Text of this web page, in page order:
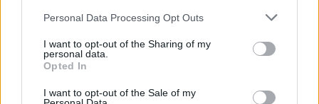
Personal Data Processing Opt Outs
I want to opt-out of the Sharing of my
personal data.
Opted In
I want to opt-out of the Sale of my